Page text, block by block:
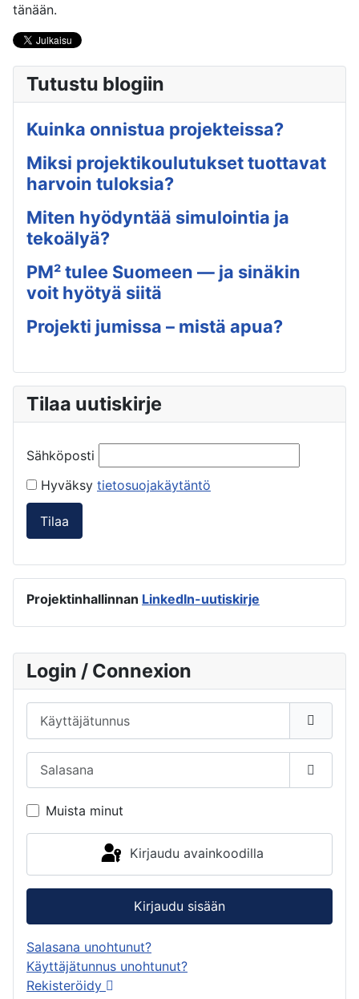
Login / Connexion
Näytä
Muista minut
Kirjaudu avainkoodilla
Kirjaudu sisään
Salasana unohtunut?
Käyttäjätunnus unohtunut?
Rekisteröidy
tänään.
Tutustu blogiin
Kuinka onnistua projekteissa?
Miksi projektikoulutukset tuottavat
harvoin tuloksia?
Miten hyödyntää simulointia ja
tekoälyä?
PM² tulee Suomeen — ja sinäkin
voit hyötyä siitä
Projekti jumissa – mistä apua?
Tilaa uutiskirje
Sähköposti
Hyväksy tietosuojakäytäntö
Tilaa
Projektinhallinnan LinkedIn-uutiskirje